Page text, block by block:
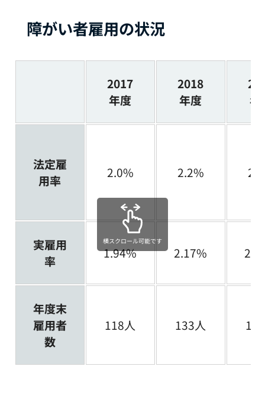
障がい者雇用の状況
2017
年度
2018
年度
年
法定雇
用率
2.0% 2.2%
実雇用
率
1.94% 2.17%
年度末
雇用者
数
118人 133人
横スクロール可能です